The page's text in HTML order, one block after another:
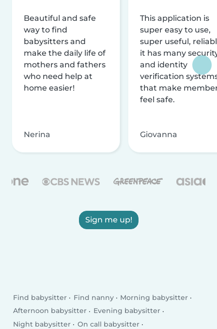
Beautiful and safe
way to find
babysitters and
make the daily life of
mothers and fathers
who need help at
home easier!
Nerina
This application is
super easy to use,
super useful,
it has many
and identity
verification
that make
feel safe.
Giovanna
Sign me up!
Find babysitter Find nanny
Morning babysitter
Afternoon babysitter
Evening babysitter
Night babysitter
On call babysitter